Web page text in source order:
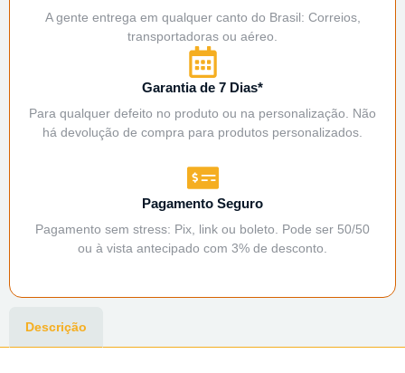
A gente entrega em qualquer canto do Brasil: Correios,
transportadoras ou aéreo.
Garantia de 7 Dias*
Para qualquer defeito no produto ou na personalização. Não
há devolução de compra para produtos personalizados.
Pagamento Seguro
Pagamento sem stress: Pix, link ou boleto. Pode ser 50/50
ou à vista antecipado com 3% de desconto.
Descrição